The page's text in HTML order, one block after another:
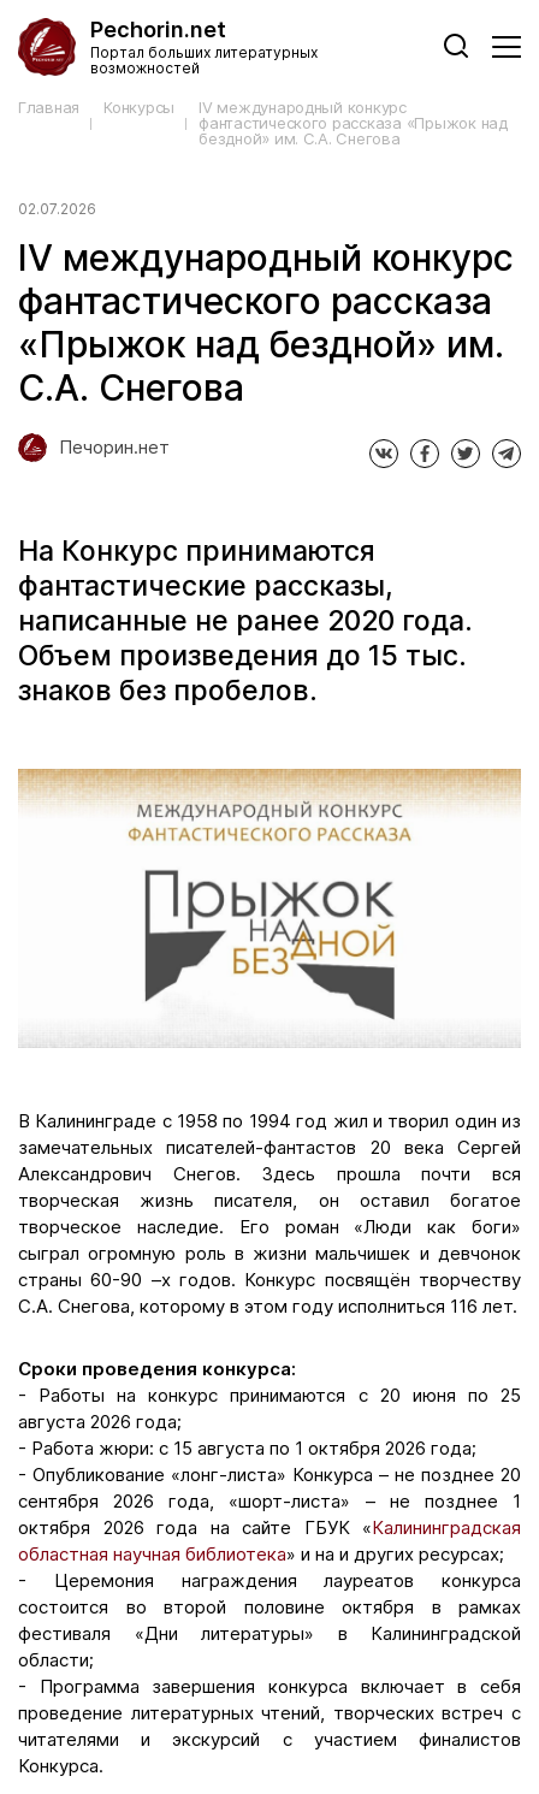
Pechorin.net
Портал больших литературных
возможностей
Главная Конкурсы
IV международный конкурс
фантастического рассказа «Прыжок над
бездной» им. С.А. Снегова
IV международный конкурс
фантастического рассказа
«Прыжок над бездной» им.
С.А. Снегова
02.07.2026
Печорин.нет
На Конкурс принимаются
фантастические рассказы,
написанные не ранее 2020 года.
Объем произведения до 15 тыс.
знаков без пробелов.
В Калининграде с 1958 по 1994 год жил и творил один из
замечательных писателей-фантастов 20 века Сергей
Александрович Снегов. Здесь прошла почти вся
творческая жизнь писателя, он оставил богатое
творческое наследие. Его роман «Люди как боги»
сыграл огромную роль в жизни мальчишек и девчонок
страны 60-90 –х годов. Конкурс посвящён творчеству
С.А. Снегова, которому в этом году исполниться 116 лет.
Сроки проведения конкурса:
- Работы на конкурс принимаются с 20 июня по 25
августа 2026 года;
- Работа жюри: с 15 августа по 1 октября 2026 года;
- Опубликование «лонг-листа» Конкурса – не позднее 20
сентября 2026 года, «шорт-листа» – не позднее 1
октября 2026 года на сайте ГБУК «Калининградская
областная научная библиотека» и на и других ресурсах;
- Церемония награждения лауреатов конкурса
состоится во второй половине октября в рамках
фестиваля «Дни литературы» в Калининградской
области;
- Программа завершения конкурса включает в себя
проведение литературных чтений, творческих встреч с
читателями и экскурсий с участием финалистов
Конкурса.